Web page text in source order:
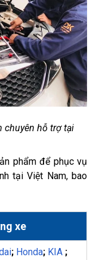
chuyên hỗ trợ tại
phẩm để phục vụ
tại Việt Nam, bao
xe
; Honda; KIA ;